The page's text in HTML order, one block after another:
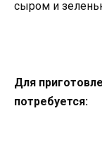
сыром и
Для
потребуется: